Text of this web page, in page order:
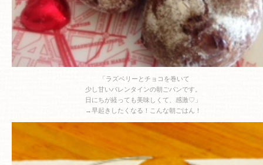
「ラズベリーとチョコを巻いて
少し甘いバレンタインの朝ごパンです。
日にちが経っても美味しくて、感激♡」
→早起きしたくなる！こんな朝ごはん！